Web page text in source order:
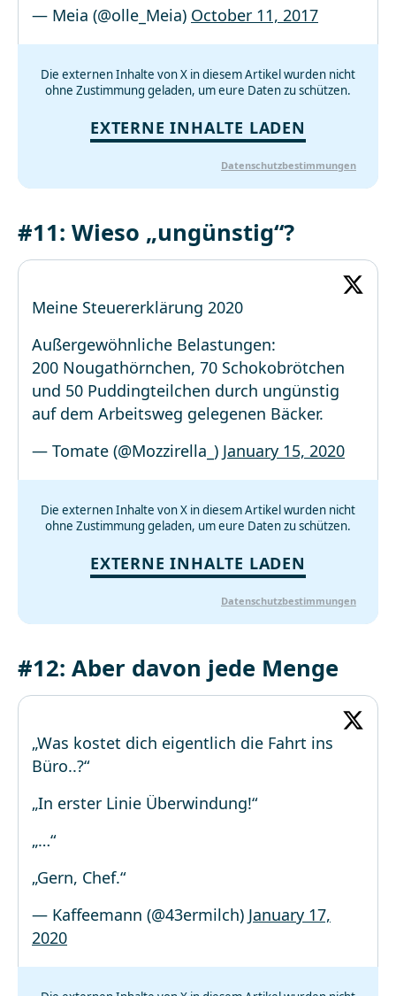
— Meia (@olle_Meia) October 11, 2017
Die externen Inhalte von X in diesem Artikel wurden nicht
ohne Zustimmung geladen, um eure Daten zu schützen.
EXTERNE INHALTE LADEN
Datenschutzbestimmungen
#11: Wieso „ungünstig“?
Meine Steuererklärung 2020
Außergewöhnliche Belastungen:
200 Nougathörnchen, 70 Schokobrötchen
und 50 Puddingteilchen durch ungünstig
auf dem Arbeitsweg gelegenen Bäcker.
— Tomate (@Mozzirella_) January 15, 2020
Die externen Inhalte von X in diesem Artikel wurden nicht
ohne Zustimmung geladen, um eure Daten zu schützen.
EXTERNE INHALTE LADEN
Datenschutzbestimmungen
#12: Aber davon jede Menge
„Was kostet dich eigentlich die Fahrt ins
Büro..?“
„In erster Linie Überwindung!“
„…“
„Gern, Chef.“
— Kaffeemann (@43ermilch) January 17,
2020